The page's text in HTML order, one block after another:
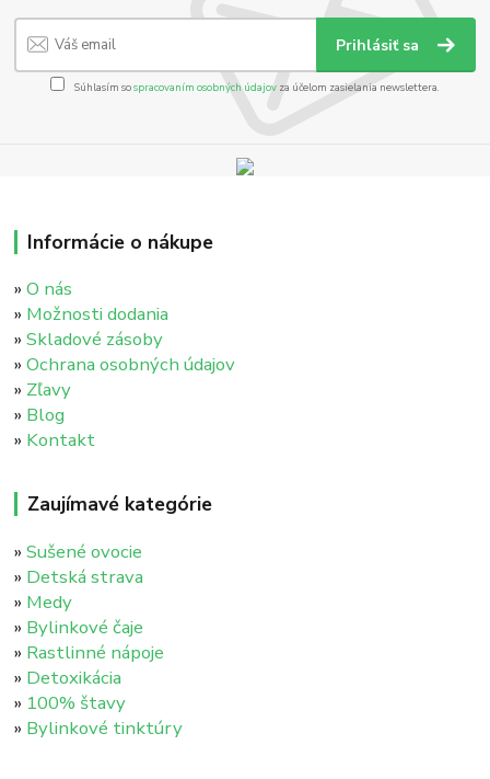
Prihlásiť sa
Súhlasím sospracovaním osobných údajov za účelom zasielania newslettera.
Informácie o nákupe
»O nás
» Možnosti dodania
»Skladové zásoby
»Ochrana osobných údajov
» Zľavy
» Blog
» Kontakt
Zaujímavé kategórie
»Sušené ovocie
» Detská strava
» Medy
» Bylinkové čaje
» Rastlinné nápoje
» Detoxikácia
» 100% štavy
» Bylinkové tinktúry